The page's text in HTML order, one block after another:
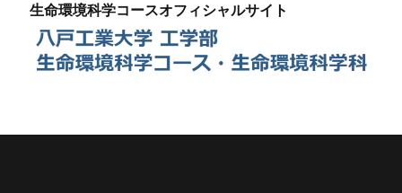
生命環境科学コースオフィシャルサイト